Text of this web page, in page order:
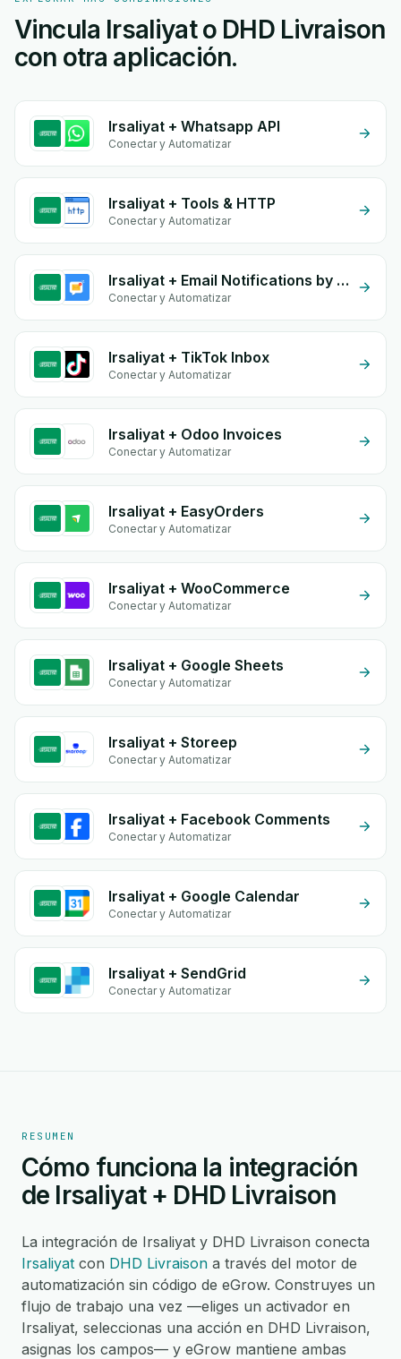
Vincula Irsaliyat o DHD Livraison
con otra aplicación.
Irsaliyat + Whatsapp API
Conectar y Automatizar
Irsaliyat + Tools & HTTP
Conectar y Automatizar
Irsaliyat + Email Notifications by eGrow
Conectar y Automatizar
Irsaliyat + TikTok Inbox
Conectar y Automatizar
Irsaliyat + Odoo Invoices
Conectar y Automatizar
Irsaliyat + EasyOrders
Conectar y Automatizar
Irsaliyat + WooCommerce
Conectar y Automatizar
Irsaliyat + Google Sheets
Conectar y Automatizar
Irsaliyat + Storeep
Conectar y Automatizar
Irsaliyat + Facebook Comments
Conectar y Automatizar
Irsaliyat + Google Calendar
Conectar y Automatizar
Irsaliyat + SendGrid
Conectar y Automatizar
RESUMEN
Cómo funciona la integración
de Irsaliyat + DHD Livraison
La integración de Irsaliyat y DHD Livraison conecta
Irsaliyat con DHD Livraison a través del motor de
automatización sin código de eGrow. Construyes un
flujo de trabajo una vez —eliges un activador en
Irsaliyat, seleccionas una acción en DHD Livraison,
asignas los campos— y eGrow mantiene ambas